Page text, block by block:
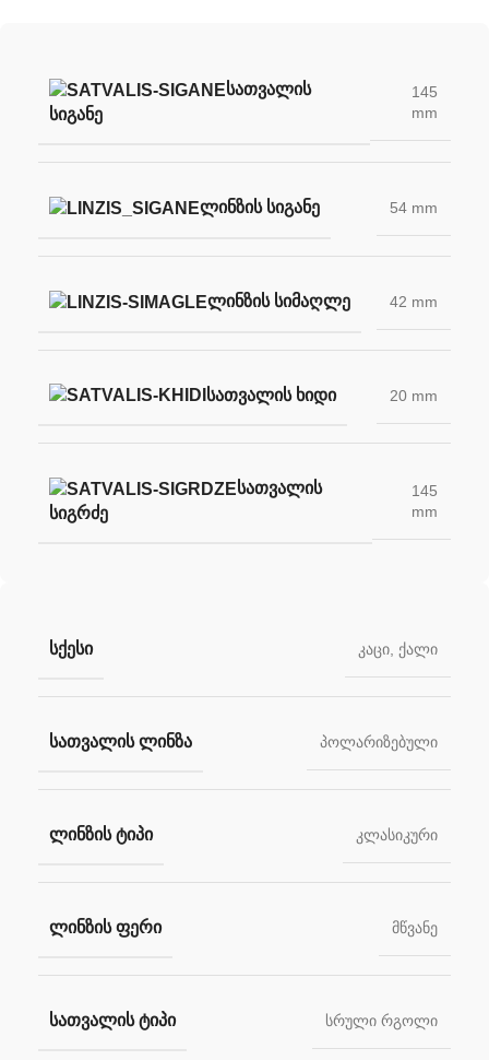
ᲡᲐᲗᲕᲐᲚᲘᲡ
ᲡᲘᲒᲐᲜᲔ
145
mm
ᲚᲘᲜᲖᲘᲡ ᲡᲘᲒᲐᲜᲔ 54 mm
ᲚᲘᲜᲖᲘᲡ ᲡᲘᲛᲐᲦᲚᲔ 42 mm
ᲡᲐᲗᲕᲐᲚᲘᲡ ᲮᲘᲓᲘ 20 mm
ᲡᲐᲗᲕᲐᲚᲘᲡ
ᲡᲘᲒᲠᲫᲔ
145
mm
ᲡᲥᲔᲡᲘ კაცი, ქალი
ᲡᲐᲗᲕᲐᲚᲘᲡ ᲚᲘᲜᲖᲐ პოლარიზებული
ᲚᲘᲜᲖᲘᲡ ᲢᲘᲞᲘ კლასიკური
ᲚᲘᲜᲖᲘᲡ ᲤᲔᲠᲘ მწვანე
ᲡᲐᲗᲕᲐᲚᲘᲡ ᲢᲘᲞᲘ სრული რგოლი